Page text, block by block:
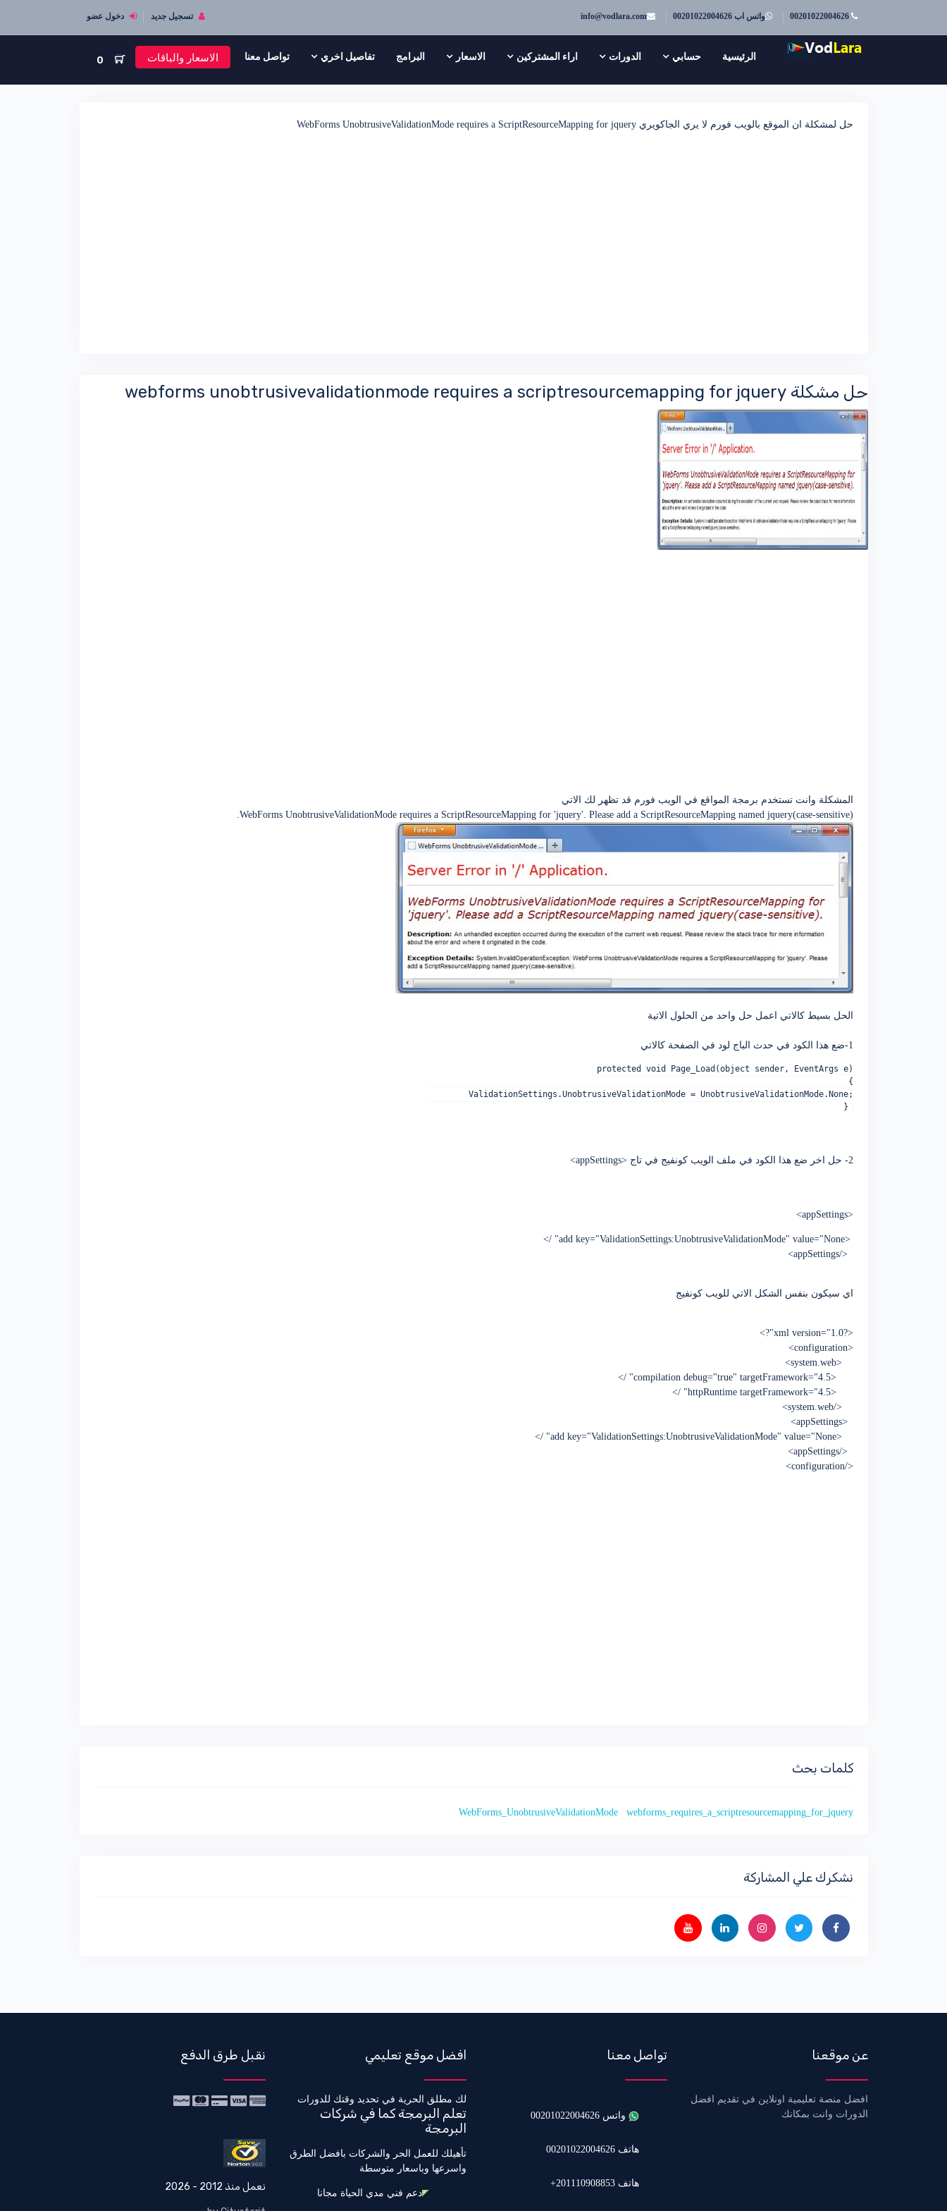
00201022004626 واتس اب 00201022004626 info@vodlara.com تسجيل جديد دخول عضو
الاسعار والباقات 0 الرئيسية حسابي الدورات اراء المشتركين الاسعار البرامج تفاصيل اخري تواصل معنا
حل لمشكلة ان الموقع بالويب فورم لا يري الجاكويري WebForms UnobtrusiveValidationMode requires a ScriptResourceMapping for jquery
حل مشكلة webforms unobtrusivevalidationmode requires a scriptresourcemapping for jquery
المشكلة وانت تستخدم برمجة المواقع في الويب فورم قد تظهر لك الاتي
WebForms UnobtrusiveValidationMode requires a ScriptResourceMapping for 'jquery'. Please add a ScriptResourceMapping named jquery(case-sensitive).
الحل بسيط كالاتي اعمل حل واحد من الحلول الاتية
1-ضع هذا الكود في حدث الباج لود في الصفحة كالاتي
protected void Page_Load(object sender, EventArgs e)
    {
        ValidationSettings.UnobtrusiveValidationMode = UnobtrusiveValidationMode.None;
    }
2- حل اخر ضع هذا الكود في ملف الويب كونفيج في تاج <appSettings>
<appSettings>
<add key="ValidationSettings:UnobtrusiveValidationMode" value="None" />
</appSettings>
اي سيكون بنفس الشكل الاتي للويب كونفيج
<?xml version="1.0"?>
<configuration>
<system.web>
<compilation debug="true" targetFramework="4.5" />
<httpRuntime targetFramework="4.5" />
</system.web>
<appSettings>
<add key="ValidationSettings:UnobtrusiveValidationMode" value="None" />
</appSettings>
</configuration>
كلمات بحث
WebForms_UnobtrusiveValidationMode webforms_requires_a_scriptresourcemapping_for_jquery
نشكرك علي المشاركة
عن موقعنا
افضل منصة تعليمية اونلاين في تقديم افضل
الدورات وانت بمكانك
تواصل معنا
واتس 00201022004626
هاتف 00201022004626
هاتف 201110908853+
افضل موقع تعليمي
لك مطلق الحرية في تحديد وقتك للدورات
تعلم البرمجة كما في شركات
البرمجة
تأهيلك للعمل الحر والشركات بافضل الطرق
واسرعها وباسعار متوسطة
دعم فني مدي الحياة مجانا
نقبل طرق الدفع
نعمل منذ 2012 - 2026